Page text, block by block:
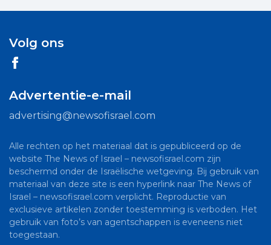
Volg ons
Advertentie-e-mail
advertising@newsofisrael.com
Alle rechten op het materiaal dat is gepubliceerd op de
website The News of Israel – newsofisrael.com zijn
beschermd onder de Israëlische wetgeving. Bij gebruik van
materiaal van deze site is een hyperlink naar The News of
Israel – newsofisrael.com verplicht. Reproductie van
exclusieve artikelen zonder toestemming is verboden. Het
gebruik van foto’s van agentschappen is eveneens niet
toegestaan.